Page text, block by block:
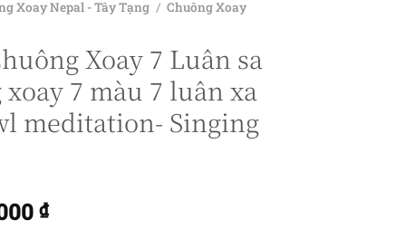
Xoay Nepal - Tây Tạng / Chuông Xoay
Xoay 7 Luân sa
7 màu 7 luân xa
meditation- Singing
₫